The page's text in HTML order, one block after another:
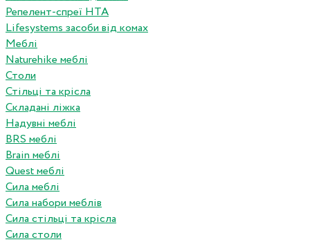
Репелент-спреї HTA
Lifesystems засоби від комах
Меблі
Naturehike меблі
Столи
Стільці та крісла
Складані ліжка
Надувні меблі
BRS меблі
Brain меблі
Quest меблі
Сила меблі
Сила набори меблів
Сила стільці та крісла
Сила столи